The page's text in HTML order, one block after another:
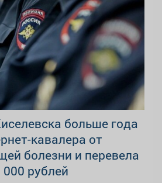
больше года
кавалера от
болезни и перевела
рублей